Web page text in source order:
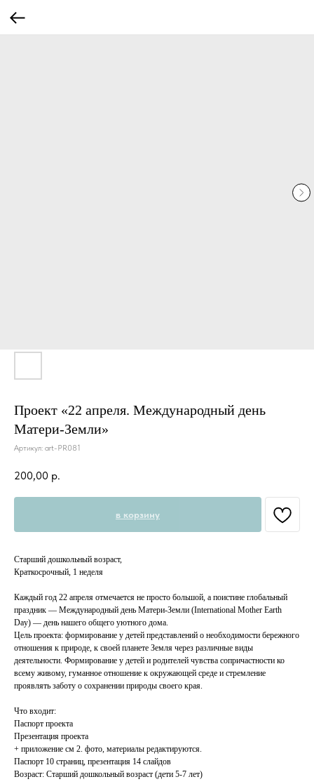
Проект «22 апреля. Международный день
Матери-Земли»
Артикул: art-PR081
200,00 р.
в корзину
Старший дошкольный возраст,
Краткосрочный, 1 неделя
Каждый год 22 апреля отмечается не просто большой, а поистине глобальный
праздник — Международный день Матери-Земли (International Mother Earth
Day) — день нашего общего уютного дома.
Цель проекта: формирование у детей представлений о необходимости бережного
отношения к природе, к своей планете Земля через различные виды
деятельности. Формирование у детей и родителей чувства сопричастности ко
всему живому, гуманное отношение к окружающей среде и стремление
проявлять заботу о сохранении природы своего края.
Что входит:
Паспорт проекта
Презентация проекта
+ приложение см 2. фото, материалы редактируются.
Паспорт 10 страниц, презентация 14 слайдов
Возраст: Старший дошкольный возраст (дети 5-7 лет)